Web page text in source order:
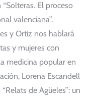
El proceso
valenciana”.
y Ortiz nos hablará
y mujeres con
medicina popular en
Lorena Escandell
de Agüeles”: un